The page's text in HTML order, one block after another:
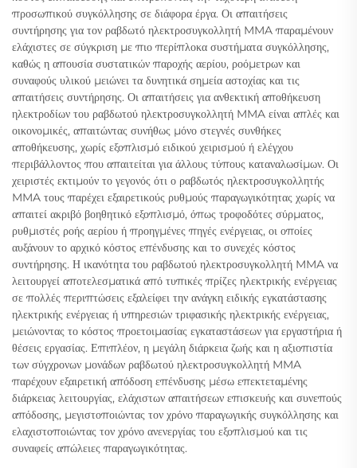
προσωπικού συγκόλλησης σε διάφορα έργα. Οι απαιτήσεις
συντήρησης για τον ραβδωτό ηλεκτροσυγκολλητή MMA παραμένουν
ελάχιστες σε σύγκριση με πιο περίπλοκα συστήματα συγκόλλησης,
καθώς η απουσία συστατικών παροχής αερίου, ροόμετρων και
συναφούς υλικού μειώνει τα δυνητικά σημεία αστοχίας και τις
απαιτήσεις συντήρησης. Οι απαιτήσεις για ανθεκτική αποθήκευση
ηλεκτροδίων του ραβδωτού ηλεκτροσυγκολλητή MMA είναι απλές και
οικονομικές, απαιτώντας συνήθως μόνο στεγνές συνθήκες
αποθήκευσης, χωρίς εξοπλισμό ειδικού χειρισμού ή ελέγχου
περιβάλλοντος που απαιτείται για άλλους τύπους καταναλωσίμων. Οι
χειριστές εκτιμούν το γεγονός ότι ο ραβδωτός ηλεκτροσυγκολλητής
MMA τους παρέχει εξαιρετικούς ρυθμούς παραγωγικότητας χωρίς να
απαιτεί ακριβό βοηθητικό εξοπλισμό, όπως τροφοδότες σύρματος,
ρυθμιστές ροής αερίου ή προηγμένες πηγές ενέργειας, οι οποίες
αυξάνουν το αρχικό κόστος επένδυσης και το συνεχές κόστος
συντήρησης. Η ικανότητα του ραβδωτού ηλεκτροσυγκολλητή MMA να
λειτουργεί αποτελεσματικά από τυπικές πρίζες ηλεκτρικής ενέργειας
σε πολλές περιπτώσεις εξαλείφει την ανάγκη ειδικής εγκατάστασης
ηλεκτρικής ενέργειας ή υπηρεσιών τριφασικής ηλεκτρικής ενέργειας,
μειώνοντας το κόστος προετοιμασίας εγκαταστάσεων για εργαστήρια ή
θέσεις εργασίας. Επιπλέον, η μεγάλη διάρκεια ζωής και η αξιοπιστία
των σύγχρονων μονάδων ραβδωτού ηλεκτροσυγκολλητή MMA
παρέχουν εξαιρετική απόδοση επένδυσης μέσω επεκτεταμένης
διάρκειας λειτουργίας, ελάχιστων απαιτήσεων επισκευής και συνεπούς
απόδοσης, μεγιστοποιώντας τον χρόνο παραγωγικής συγκόλλησης και
ελαχιστοποιώντας τον χρόνο ανενεργίας του εξοπλισμού και τις
συναφείς απώλειες παραγωγικότητας.